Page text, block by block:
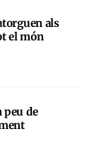
als
el món
peu de